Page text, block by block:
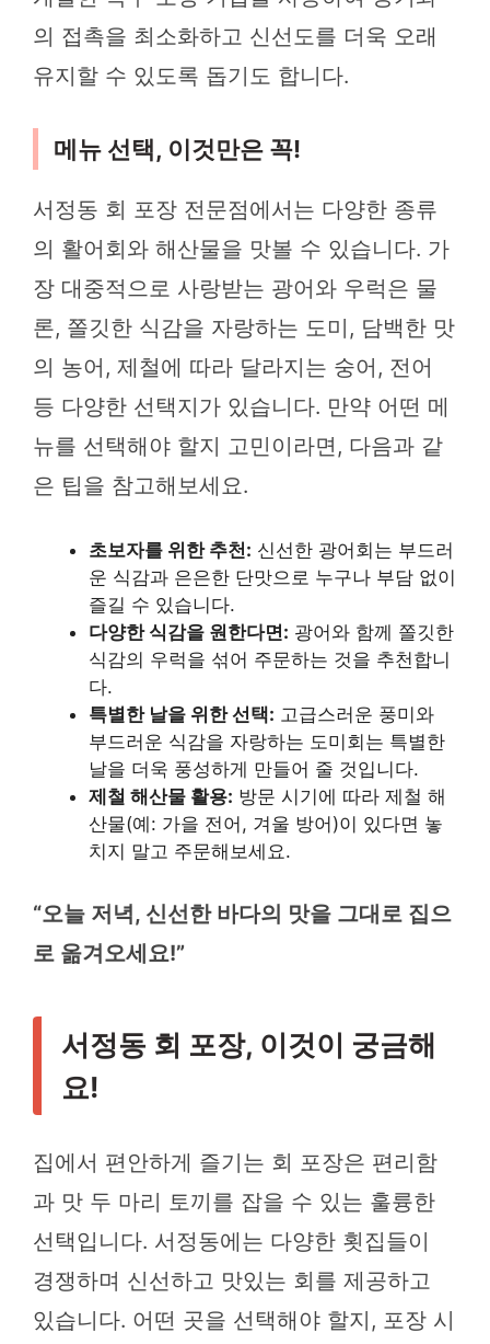
의 접촉을 최소화하고 신선도를 더욱 오래
유지할 수 있도록 돕기도 합니다.
메뉴 선택, 이것만은 꼭!
서정동 회 포장 전문점에서는 다양한 종류
의 활어회와 해산물을 맛볼 수 있습니다. 가
장 대중적으로 사랑받는 광어와 우럭은 물
론, 쫄깃한 식감을 자랑하는 도미, 담백한 맛
의 농어, 제철에 따라 달라지는 숭어, 전어
등 다양한 선택지가 있습니다. 만약 어떤 메
뉴를 선택해야 할지 고민이라면, 다음과 같
은 팁을 참고해보세요.
초보자를 위한 추천: 신선한 광어회는 부드러
운 식감과 은은한 단맛으로 누구나 부담 없이
즐길 수 있습니다.
다양한 식감을 원한다면: 광어와 함께 쫄깃한
식감의 우럭을 섞어 주문하는 것을 추천합니
다.
특별한 날을 위한 선택: 고급스러운 풍미와
부드러운 식감을 자랑하는 도미회는 특별한
날을 더욱 풍성하게 만들어 줄 것입니다.
제철 해산물 활용: 방문 시기에 따라 제철 해
산물(예: 가을 전어, 겨울 방어)이 있다면 놓
치지 말고 주문해보세요.
“오늘 저녁, 신선한 바다의 맛을 그대로 집으
로 옮겨오세요!”
서정동 회 포장, 이것이 궁금해
요!
집에서 편안하게 즐기는 회 포장은 편리함
과 맛 두 마리 토끼를 잡을 수 있는 훌륭한
선택입니다. 서정동에는 다양한 횟집들이
경쟁하며 신선하고 맛있는 회를 제공하고
있습니다. 어떤 곳을 선택해야 할지, 포장 시